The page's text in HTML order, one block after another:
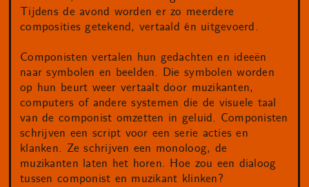
Tijdens de avond worden er zo meerdere
composities getekend, vertaald én uitgevoerd.
Componisten vertalen hun gedachten en ideeën
naar symbolen en beelden. Die symbolen worden
op hun beurt weer vertaalt door muzikanten,
computers of andere systemen die de visuele taal
van de componist omzetten in geluid. Componisten
schrijven een script voor een serie acties en
klanken. Ze schrijven een monoloog, de
muzikanten laten het horen. Hoe zou een dialoog
tussen componist en muzikant klinken?